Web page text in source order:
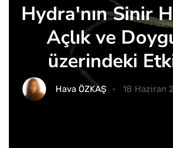
Hydra'nın Sinir
Açlık ve
üzerindeki
Hava ÖZKAŞ 18 Haziran